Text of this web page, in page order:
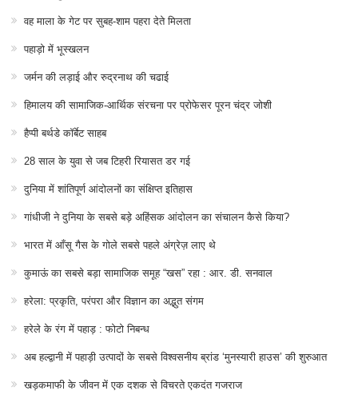
वह माला के गेट पर सुबह-शाम पहरा देते मिलता
पहाड़ो में भूस्खलन
जर्मन की लड़ाई और रुद्रनाथ की चढाई
हिमालय की सामाजिक-आर्थिक संरचना पर प्रोफेसर पूरन चंद्र जोशी
हैप्पी बर्थडे कॉर्बेट साहब
28 साल के युवा से जब टिहरी रियासत डर गई
दुनिया में शांतिपूर्ण आंदोलनों का संक्षिप्त इतिहास
गांधीजी ने दुनिया के सबसे बड़े अहिंसक आंदोलन का संचालन कैसे किया?
भारत में आँसू गैस के गोले सबसे पहले अंग्रेज़ लाए थे
कुमाऊं का सबसे बड़ा सामाजिक समूह “खस” रहा : आर. डी. सनवाल
हरेला: प्रकृति, परंपरा और विज्ञान का अद्भुत संगम
हरेले के रंग में पहाड़ : फोटो निबन्ध
अब हल्द्वानी में पहाड़ी उत्पादों के सबसे विश्वसनीय ब्रांड ‘मुनस्यारी हाउस’ की शुरुआत
खड़कमाफी के जीवन में एक दशक से विचरते एकदंत गजराज